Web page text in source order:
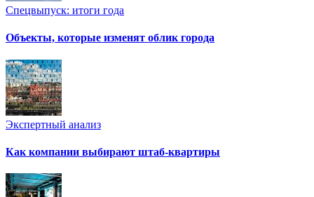
Спецвыпуск: итоги года
Объекты, которые изменят облик города
Экспертный анализ
Как компании выбирают штаб-квартиры